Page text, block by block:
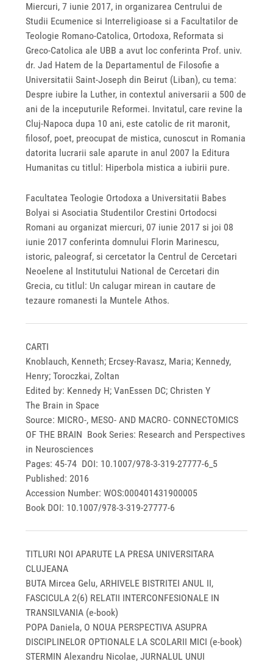
Miercuri, 7 iunie 2017, in organizarea Centrului de
Studii Ecumenice si Interreligioase si a Facultatilor de
Teologie Romano-Catolica, Ortodoxa, Reformata si
Greco-Catolica ale UBB a avut loc conferinta Prof. univ.
dr. Jad Hatem de la Departamentul de Filosofie a
Universitatii Saint-Joseph din Beirut (Liban), cu tema:
Despre iubire la Luther, in contextul aniversarii a 500 de
ani de la inceputurile Reformei. Invitatul, care revine la
Cluj-Napoca dupa 10 ani, este catolic de rit maronit,
filosof, poet, preocupat de mistica, cunoscut in Romania
datorita lucrarii sale aparute in anul 2007 la Editura
Humanitas cu titlul: Hiperbola mistica a iubirii pure.
Facultatea Teologie Ortodoxa a Universitatii Babes
Bolyai si Asociatia Studentilor Crestini Ortodocsi
Romani au organizat miercuri, 07 iunie 2017 si joi 08
iunie 2017 conferinta domnului Florin Marinescu,
istoric, paleograf, si cercetator la Centrul de Cercetari
Neoelene al Institutului National de Cercetari din
Grecia, cu titlul: Un calugar mirean in cautare de
tezaure romanesti la Muntele Athos.
CARTI
Knoblauch, Kenneth; Ercsey-Ravasz, Maria; Kennedy,
Henry; Toroczkai, Zoltan
Edited by: Kennedy H; VanEssen DC; Christen Y
The Brain in Space
Source: MICRO-, MESO- AND MACRO- CONNECTOMICS
OF THE BRAIN Book Series: Research and Perspectives
in Neurosciences
Pages: 45-74 DOI: 10.1007/978-3-319-27777-6_5
Published: 2016
Accession Number: WOS:000401431900005
Book DOI: 10.1007/978-3-319-27777-6
TITLURI NOI APARUTE LA PRESA UNIVERSITARA
CLUJEANA
BUTA Mircea Gelu, ARHIVELE BISTRITEI ANUL II,
FASCICULA 2(6) RELATII INTERCONFESIONALE IN
TRANSILVANIA (e-book)
POPA Daniela, O NOUA PERSPECTIVA ASUPRA
DISCIPLINELOR OPTIONALE LA SCOLARII MICI (e-book)
STERMIN Alexandru Nicolae, JURNALUL UNUI